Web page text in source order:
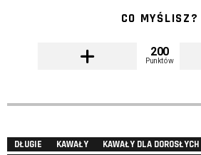
CO MYŚLISZ?
200
Punktów
DŁUGIE KAWAŁY
KAWAŁY DLA DOROSŁYCH